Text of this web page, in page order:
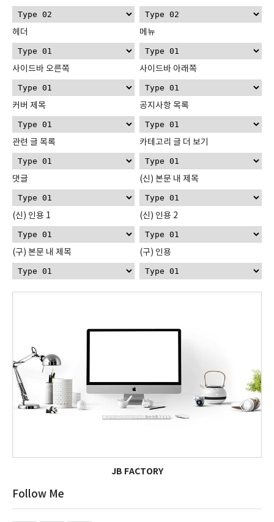
헤더 메뉴
사이드바 오른쪽 사이드바 아래쪽
커버 제목 공지사항 목록
관련 글 목록 카테고리 글 더 보기
댓글 (신) 본문 내 제목
(신) 인용 1 (신) 인용 2
(구) 본문 내 제목 (구) 인용
JB FACTORY
Follow Me